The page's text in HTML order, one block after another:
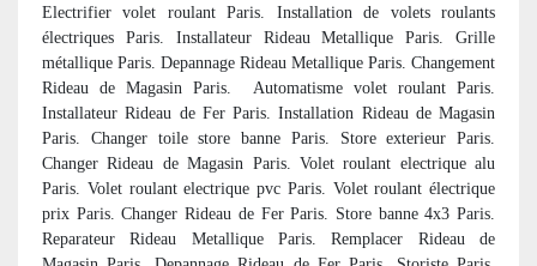
Electrifier volet roulant Paris. Installation de volets roulants
électriques Paris. Installateur Rideau Metallique Paris. Grille
métallique Paris. Depannage Rideau Metallique Paris. Changement
Rideau de Magasin Paris. Automatisme volet roulant Paris.
Installateur Rideau de Fer Paris. Installation Rideau de Magasin
Paris. Changer toile store banne Paris. Store exterieur Paris.
Changer Rideau de Magasin Paris. Volet roulant electrique alu
Paris. Volet roulant electrique pvc Paris. Volet roulant électrique
prix Paris. Changer Rideau de Fer Paris. Store banne 4x3 Paris.
Reparateur Rideau Metallique Paris. Remplacer Rideau de